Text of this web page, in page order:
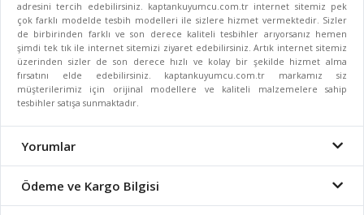
adresini tercih edebilirsiniz. kaptankuyumcu.com.tr internet sitemiz pek
çok farklı modelde tesbih modelleri ile sizlere hizmet vermektedir. Sizler
de birbirinden farklı ve son derece kaliteli tesbihler arıyorsanız hemen
şimdi tek tık ile internet sitemizi ziyaret edebilirsiniz. Artık internet sitemiz
üzerinden sizler de son derece hızlı ve kolay bir şekilde hizmet alma
fırsatını elde edebilirsiniz. kaptankuyumcu.com.tr markamız siz
müşterilerimiz için orijinal modellere ve kaliteli malzemelere sahip
tesbihler satışa sunmaktadır.
Yorumlar
Ödeme ve Kargo Bilgisi